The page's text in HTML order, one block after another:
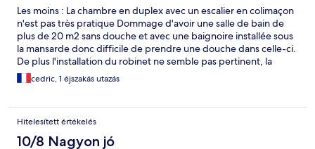
Les moins : La chambre en duplex avec un escalier en colimaçon
n'est pas très pratique Dommage d'avoir une salle de bain de
plus de 20 m2 sans douche et avec une baignoire installée sous
la mansarde donc difficile de prendre une douche dans celle-ci.
De plus l'installation du robinet ne semble pas pertinent, la
baignoire mériterait d'être retournée de 180° La chambre
installée dans le chemin d'accès à la salle de bain immense ne
pas se cogner dans la petite télévision accrochée au mur. La
chambre est au premier étage d'un bâtiment avec plein de
place perdue au rez-de-chaussée avec des lumières allumées
cedric, 1 éjszakás utazás
Hitelesített értékelés
10/8 Nagyon jó